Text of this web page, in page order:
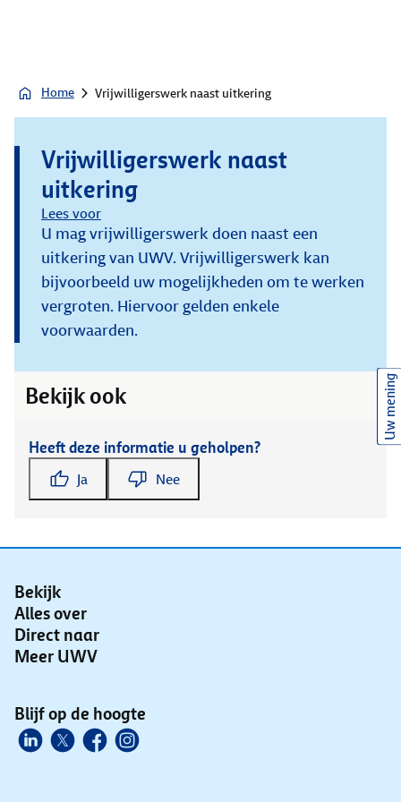
Home Vrijwilligerswerk naast uitkering
Vrijwilligerswerk naast
uitkering
Lees voor
U mag vrijwilligerswerk doen naast een
uitkering van UWV. Vrijwilligerswerk kan
bijvoorbeeld uw mogelijkheden om te werken
vergroten. Hiervoor gelden enkele
voorwaarden.
Bekijk ook
Heeft deze informatie u geholpen?
Ja Nee
Bekijk
Alles over
Direct naar
Meer UWV
Blijf op de hoogte
Uw mening